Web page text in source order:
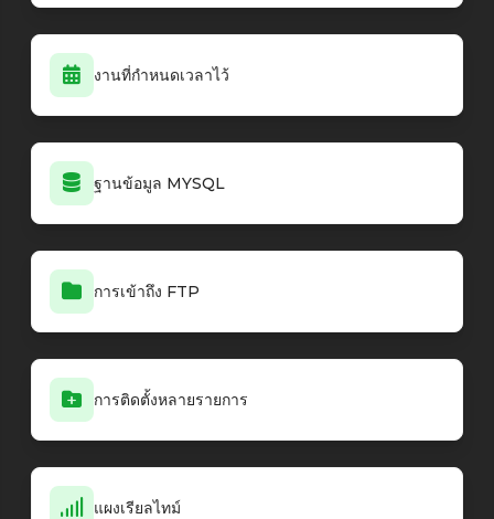
งานที่กำหนดเวลาไว้
ฐานข้อมูล MYSQL
การเข้าถึง FTP
การติดตั้งหลายรายการ
แผงเรียลไทม์